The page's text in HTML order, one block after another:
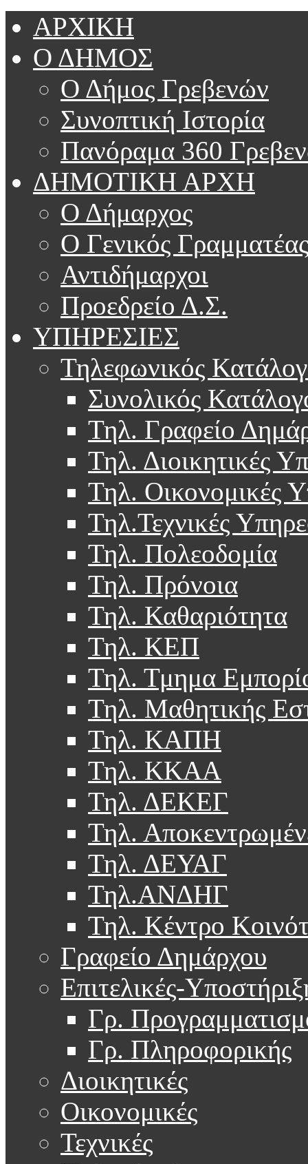
ΑΡΧΙΚΗ
Ο ΔΗΜΟΣ
Ο Δήμος Γρεβενών
Συνοπτική Ιστορία
Πανόραμα 360
ΔΗΜΟΤΙΚΗ ΑΡΧΗ
Ο Δήμαρχος
Ο Γενικός Γραμματέας
Αντιδήμαρχοι
Προεδρείο Δ.Σ.
ΥΠΗΡΕΣΙΕΣ
Τηλεφωνικός
Συνολικός
Τηλ. Γραφείο
Τηλ. Διοικητικές
Τηλ. Οικονομικές
Τηλ.Τεχνικές
Τηλ. Πολεοδομία
Τηλ. Πρόνοια
Τηλ. Καθαριότητα
Τηλ. ΚΕΠ
Τηλ. Τμημα
Τηλ. Μαθητικής
Τηλ. ΚΑΠΗ
Τηλ. ΚΚΑΑ
Τηλ. ΔΕΚΕΓ
Τηλ.
Τηλ. ΔΕΥΑΓ
Τηλ.ΑΝΔΗΓ
Τηλ. Κέντρο
Γραφείο Δημάρχου
Επιτελικές-
Γρ.
Γρ. Πληροφορικής
Διοικητικές
Οικονομικές
Τεχνικές